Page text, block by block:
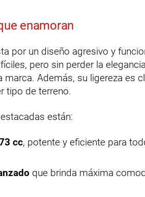
enamoran
por un diseño agresivo y
pero sin perder la
Además, su ligereza es
tipo de terreno.
están:
cc, potente y eficiente para
que brinda máxima